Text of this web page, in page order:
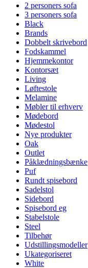
2 personers sofa
3 personers sofa
Black
Brands
Dobbelt skrivebord
Fodskammel
Hjemmekontor
Kontorsæt
Living
Løftestole
Melamine
Møbler til erhverv
Mødebord
Mødestol
Nye produkter
Oak
Outlet
Påklædningsbænke
Puf
Rundt spisebord
Sadelstol
Sidebord
Spisebord eg
Stabelstole
Steel
Tilbehør
Udstillingsmodeller
Ukategoriseret
White